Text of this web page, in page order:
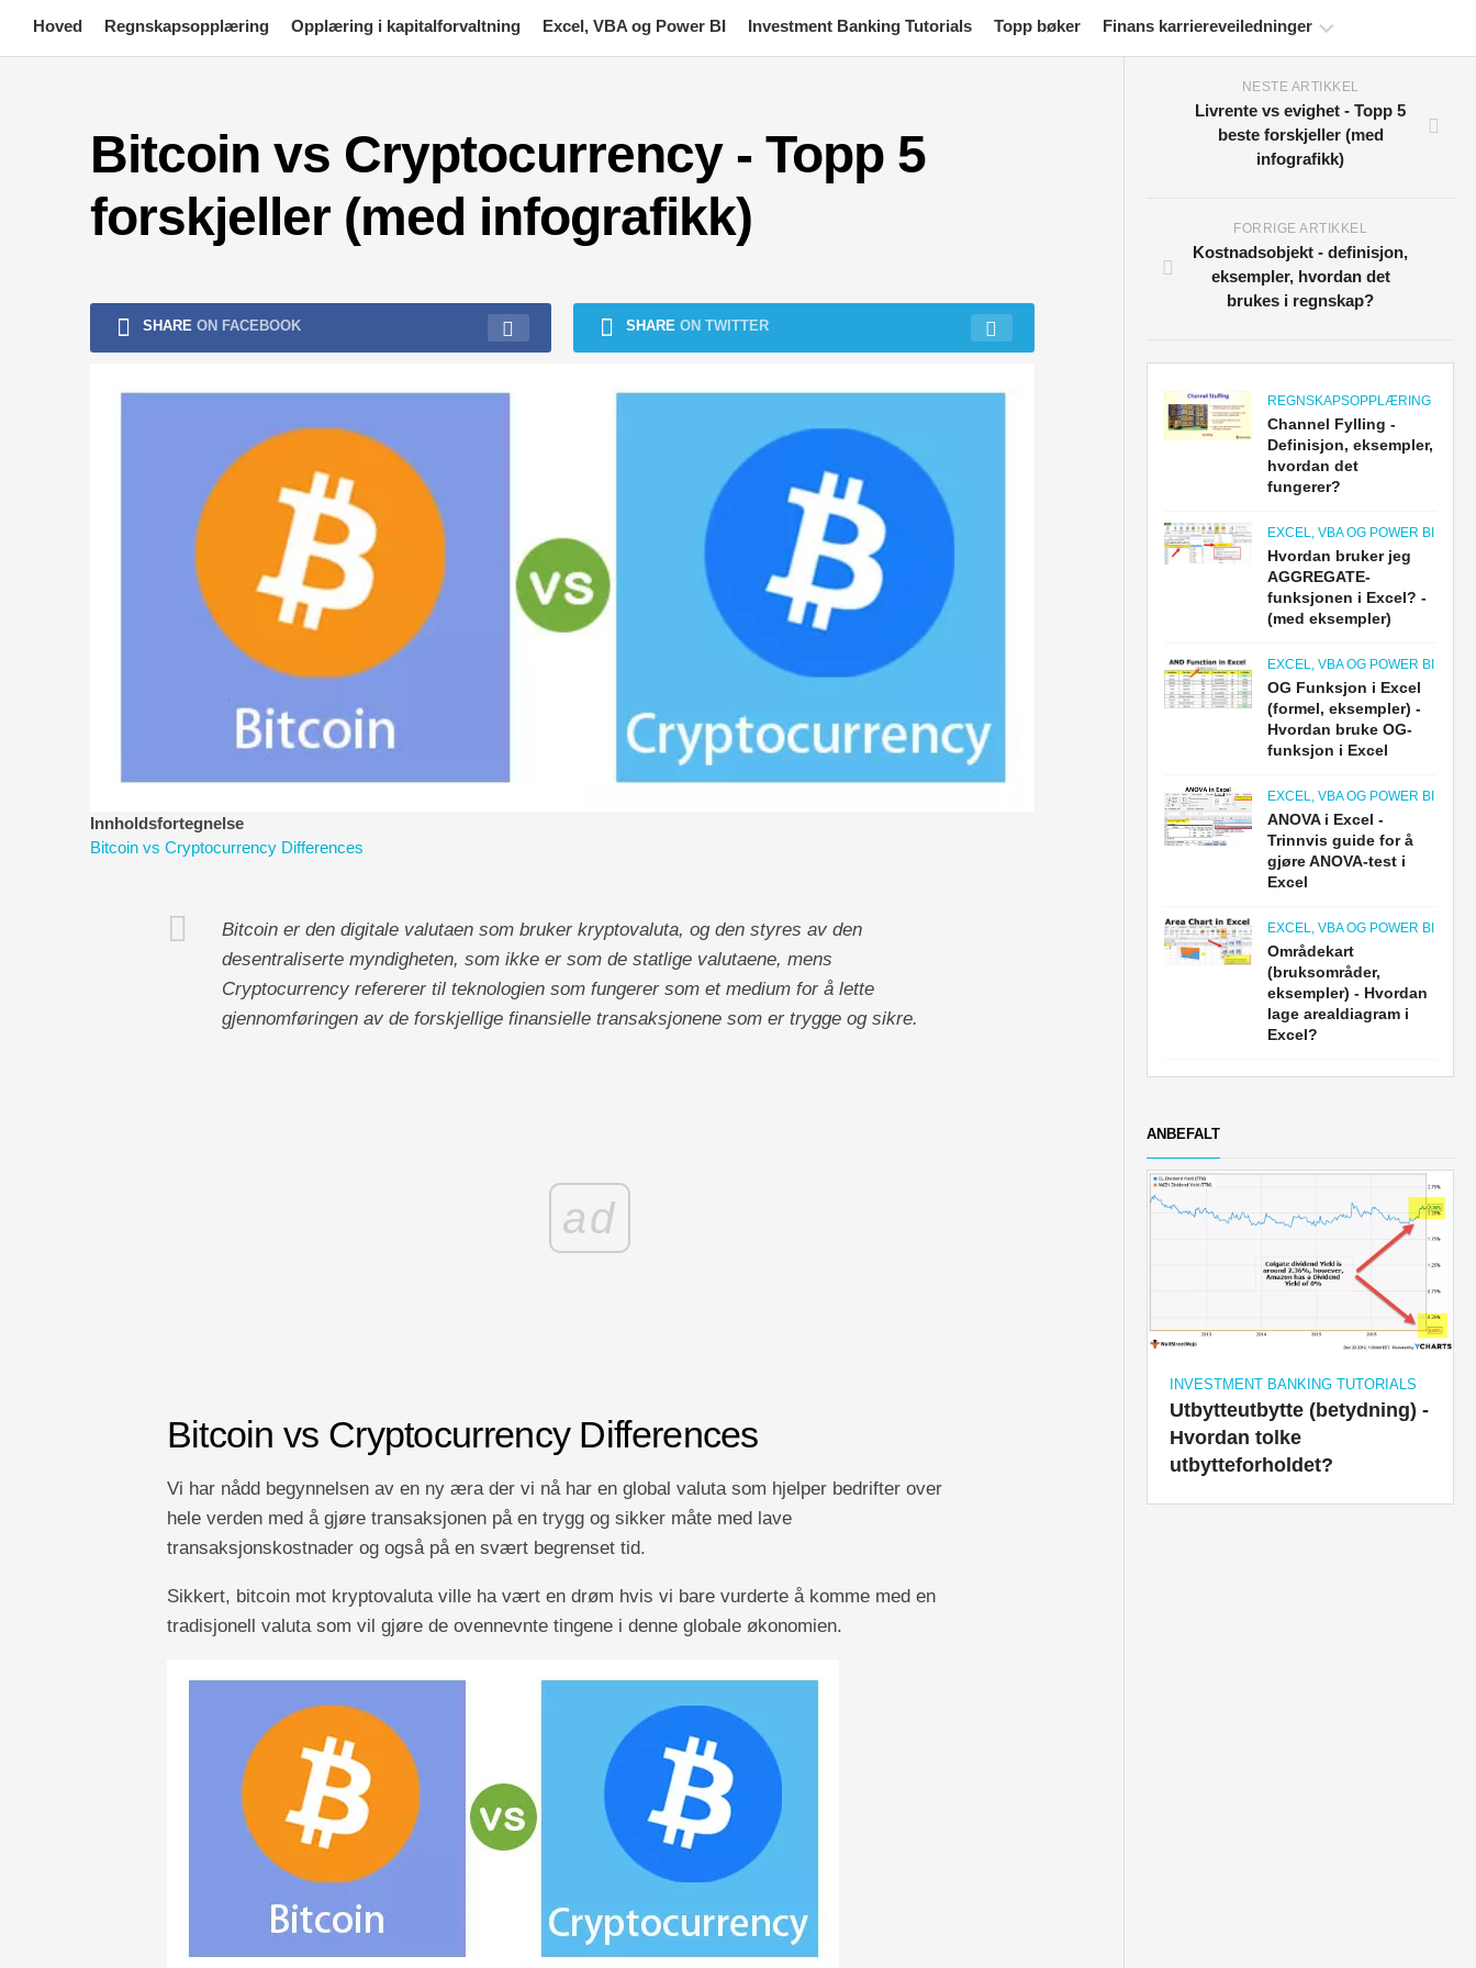
content
Hoved Regnskapsopplæring Opplæring i kapitalforvaltning Excel, VBA og Power BI Investment Banking Tutorials Topp bøker Finans karriereveiledninger
økonomisertifisering
Fullstendig
format
Bitcoin vs Cryptocurrency - Topp 5
forskjeller (med infografikk)
SHARE ON FACEBOOK SHARE ON TWITTER
Innholdsfortegnelse
Bitcoin vs Cryptocurrency Differences
Bitcoin er den digitale valutaen som bruker kryptovaluta, og den styres av den
desentraliserte myndigheten, som ikke er som de statlige valutaene, mens
Cryptocurrency refererer til teknologien som fungerer som et medium for å lette
gjennomføringen av de forskjellige finansielle transaksjonene som er trygge og sikre.
ad
Bitcoin vs Cryptocurrency Differences
Vi har nådd begynnelsen av en ny æra der vi nå har en global valuta som hjelper bedrifter over
hele verden med å gjøre transaksjonen på en trygg og sikker måte med lave
transaksjonskostnader og også på en svært begrenset tid.
Sikkert, bitcoin mot kryptovaluta ville ha vært en drøm hvis vi bare vurderte å komme med en
tradisjonell valuta som vil gjøre de ovennevnte tingene i denne globale økonomien.
NESTE ARTIKKEL
Livrente vs evighet - Topp 5
beste forskjeller (med
infografikk)
FORRIGE ARTIKKEL
Kostnadsobjekt - definisjon,
eksempler, hvordan det
brukes i regnskap?
REGNSKAPSOPPLÆRING
Channel Fylling -
Definisjon, eksempler,
hvordan det
fungerer?
EXCEL, VBA OG POWER BI
Hvordan bruker jeg
AGGREGATE-
funksjonen i Excel? -
(med eksempler)
EXCEL, VBA OG POWER BI
OG Funksjon i Excel
(formel, eksempler) -
Hvordan bruke OG-
funksjon i Excel
EXCEL, VBA OG POWER BI
ANOVA i Excel -
Trinnvis guide for å
gjøre ANOVA-test i
Excel
EXCEL, VBA OG POWER BI
Områdekart
(bruksområder,
eksempler) - Hvordan
lage arealdiagram i
Excel?
ANBEFALT
INVESTMENT BANKING TUTORIALS
Utbytteutbytte (betydning) -
Hvordan tolke
utbytteforholdet?